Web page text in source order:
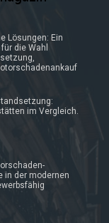
Lösungen: Ein
die Wahl
im Vergleich.
in der modernen